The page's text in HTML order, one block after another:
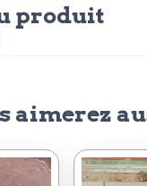
produit
aimerez